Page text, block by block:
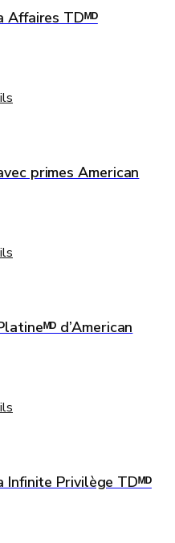
Affaires TDᴹᴰ
primes American
d’American
Infinite Privilège TDᴹᴰ